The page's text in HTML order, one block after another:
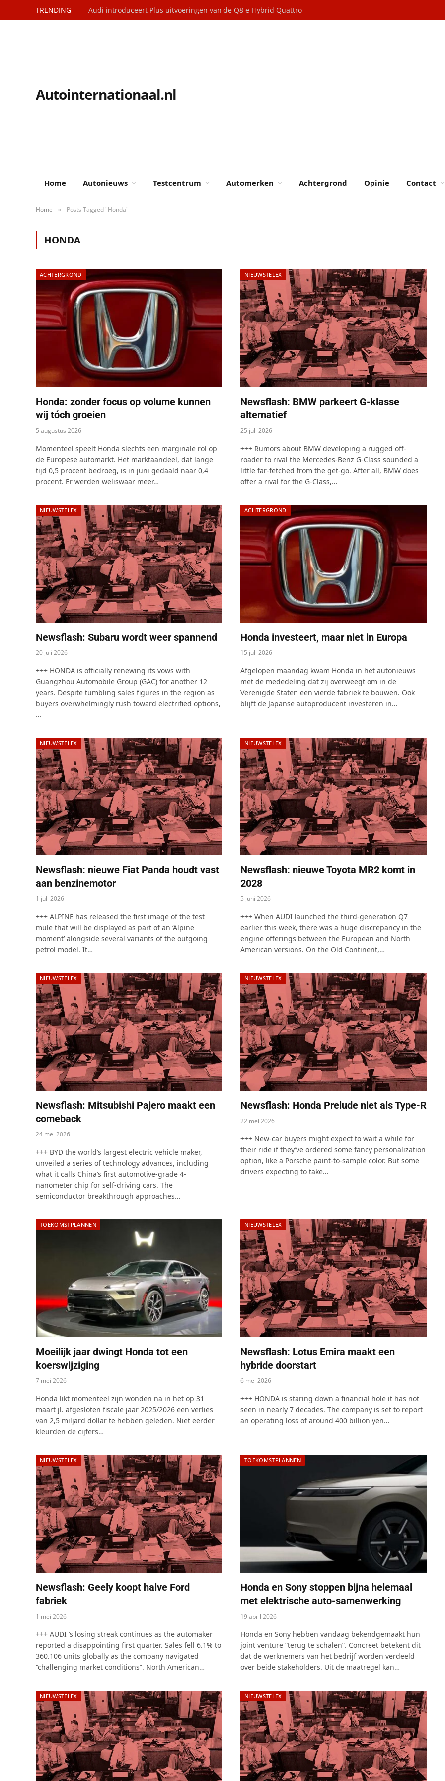
TRENDING ESB: Maak benzine duurder en subsidieer elektrische auto’s voor lage inkomens
Autointernationaal.nl
Home Autonieuws Testcentrum Automerken Achtergrond Opinie Contact
Home » Posts Tagged "Honda"
HONDA
ACHTERGROND
Honda: zonder focus op volume kunnen
wij tóch groeien
5 augustus 2026
Momenteel speelt Honda slechts een marginale rol op
de Europese automarkt. Het marktaandeel, dat lange
tijd 0,5 procent bedroeg, is in juni gedaald naar 0,4
procent. Er werden weliswaar meer…
NIEUWSTELEX
Newsflash: BMW parkeert G-klasse
alternatief
25 juli 2026
+++ Rumors about BMW developing a rugged off-
roader to rival the Mercedes-Benz G-Class sounded a
little far-fetched from the get-go. After all, BMW does
offer a rival for the G-Class,…
NIEUWSTELEX
Newsflash: Subaru wordt weer spannend
20 juli 2026
+++ HONDA is officially renewing its vows with
Guangzhou Automobile Group (GAC) for another 12
years. Despite tumbling sales figures in the region as
buyers overwhelmingly rush toward electrified options,
…
ACHTERGROND
Honda investeert, maar niet in Europa
15 juli 2026
Afgelopen maandag kwam Honda in het autonieuws
met de mededeling dat zij overweegt om in de
Verenigde Staten een vierde fabriek te bouwen. Ook
blijft de Japanse autoproducent investeren in…
NIEUWSTELEX
Newsflash: nieuwe Fiat Panda houdt vast
aan benzinemotor
1 juli 2026
+++ ALPINE has released the first image of the test
mule that will be displayed as part of an ‘Alpine
moment’ alongside several variants of the outgoing
petrol model. It…
NIEUWSTELEX
Newsflash: nieuwe Toyota MR2 komt in
2028
5 juni 2026
+++ When AUDI launched the third-generation Q7
earlier this week, there was a huge discrepancy in the
engine offerings between the European and North
American versions. On the Old Continent,…
NIEUWSTELEX
Newsflash: Mitsubishi Pajero maakt een
comeback
24 mei 2026
+++ BYD the world’s largest electric vehicle maker,
unveiled a series of technology advances, including
what it calls China’s first automotive-grade 4-
nanometer chip for self-driving cars. The
semiconductor breakthrough approaches…
NIEUWSTELEX
Newsflash: Honda Prelude niet als Type-R
22 mei 2026
+++ New-car buyers might expect to wait a while for
their ride if they’ve ordered some fancy personalization
option, like a Porsche paint-to-sample color. But some
drivers expecting to take…
TOEKOMSTPLANNEN
Moeilijk jaar dwingt Honda tot een
koerswijziging
7 mei 2026
Honda likt momenteel zijn wonden na in het op 31
maart jl. afgesloten fiscale jaar 2025/2026 een verlies
van 2,5 miljard dollar te hebben geleden. Niet eerder
kleurden de cijfers…
NIEUWSTELEX
Newsflash: Lotus Emira maakt een
hybride doorstart
6 mei 2026
+++ HONDA is staring down a financial hole it has not
seen in nearly 7 decades. The company is set to report
an operating loss of around 400 billion yen…
NIEUWSTELEX
Newsflash: Geely koopt halve Ford
fabriek
1 mei 2026
+++ AUDI ’s losing streak continues as the automaker
reported a disappointing first quarter. Sales fell 6.1% to
360.106 units globally as the company navigated
“challenging market conditions”. North American…
TOEKOMSTPLANNEN
Honda en Sony stoppen bijna helemaal
met elektrische auto-samenwerking
19 april 2026
Honda en Sony hebben vandaag bekendgemaakt hun
joint venture “terug te schalen”. Concreet betekent dit
dat de werknemers van het bedrijf worden verdeeld
over beide stakeholders. Uit de maatregel kan…
NIEUWSTELEX NIEUWSTELEX